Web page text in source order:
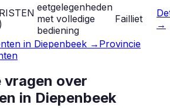
)
eetgelegenheden
met volledige
bediening
Failliet
→
in Diepenbeek → Provincie
vragen over
in Diepenbeek